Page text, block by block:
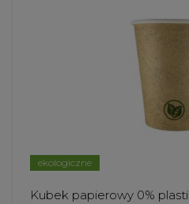
ekologiczne
Kubek papierowy 0%